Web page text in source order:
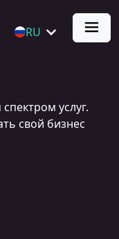
RU
услуг.
свой бизнес